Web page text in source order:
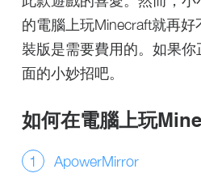
的電腦上玩Minecraft就再
裝版是需要費用的。如果
面的小妙招吧。
如何在電腦上玩
ApowerMirror